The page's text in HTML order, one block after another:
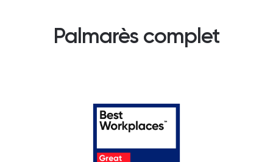
Palmarès complet